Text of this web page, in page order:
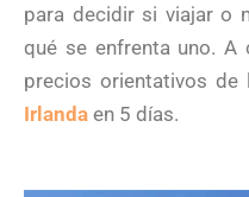
para decidir si viajar o
qué se enfrenta uno. A
precios orientativos de
Irlanda en 5 días.